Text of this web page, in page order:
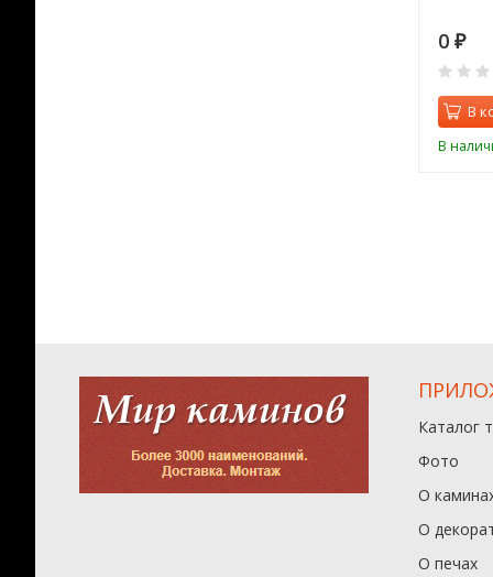
0 ₽
В
В
Каталог
Фото
О
О
О печах